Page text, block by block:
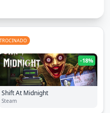
-18%
Shift At Midnight
Steam